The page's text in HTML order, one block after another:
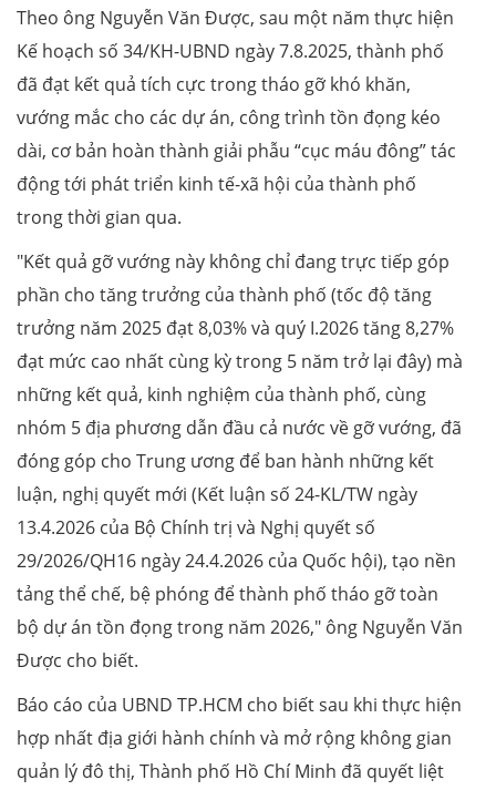
Theo ông Nguyễn Văn Được, sau một năm thực hiện
Kế hoạch số 34/KH-UBND ngày 7.8.2025, thành phố
đã đạt kết quả tích cực trong tháo gỡ khó khăn,
vướng mắc cho các dự án, công trình tồn đọng kéo
dài, cơ bản hoàn thành giải phẫu “cục máu đông” tác
động tới phát triển kinh tế-xã hội của thành phố
trong thời gian qua.
"Kết quả gỡ vướng này không chỉ đang trực tiếp góp
phần cho tăng trưởng của thành phố (tốc độ tăng
trưởng năm 2025 đạt 8,03% và quý I.2026 tăng 8,27%
đạt mức cao nhất cùng kỳ trong 5 năm trở lại đây) mà
những kết quả, kinh nghiệm của thành phố, cùng
nhóm 5 địa phương dẫn đầu cả nước về gỡ vướng, đã
đóng góp cho Trung ương để ban hành những kết
luận, nghị quyết mới (Kết luận số 24-KL/TW ngày
13.4.2026 của Bộ Chính trị và Nghị quyết số
29/2026/QH16 ngày 24.4.2026 của Quốc hội), tạo nền
tảng thể chế, bệ phóng để thành phố tháo gỡ toàn
bộ dự án tồn đọng trong năm 2026," ông Nguyễn Văn
Được cho biết.
Báo cáo của UBND TP.HCM cho biết sau khi thực hiện
hợp nhất địa giới hành chính và mở rộng không gian
quản lý đô thị, Thành phố Hồ Chí Minh đã quyết liệt